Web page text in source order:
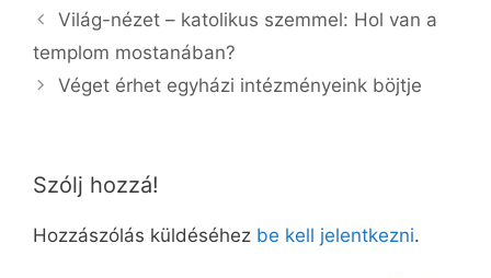
Világ-nézet – katolikus szemmel: Hol van a
templom mostanában?
Véget érhet egyházi intézményeink böjtje
Szólj hozzá!
Hozzászólás küldéséhez be kell jelentkezni.